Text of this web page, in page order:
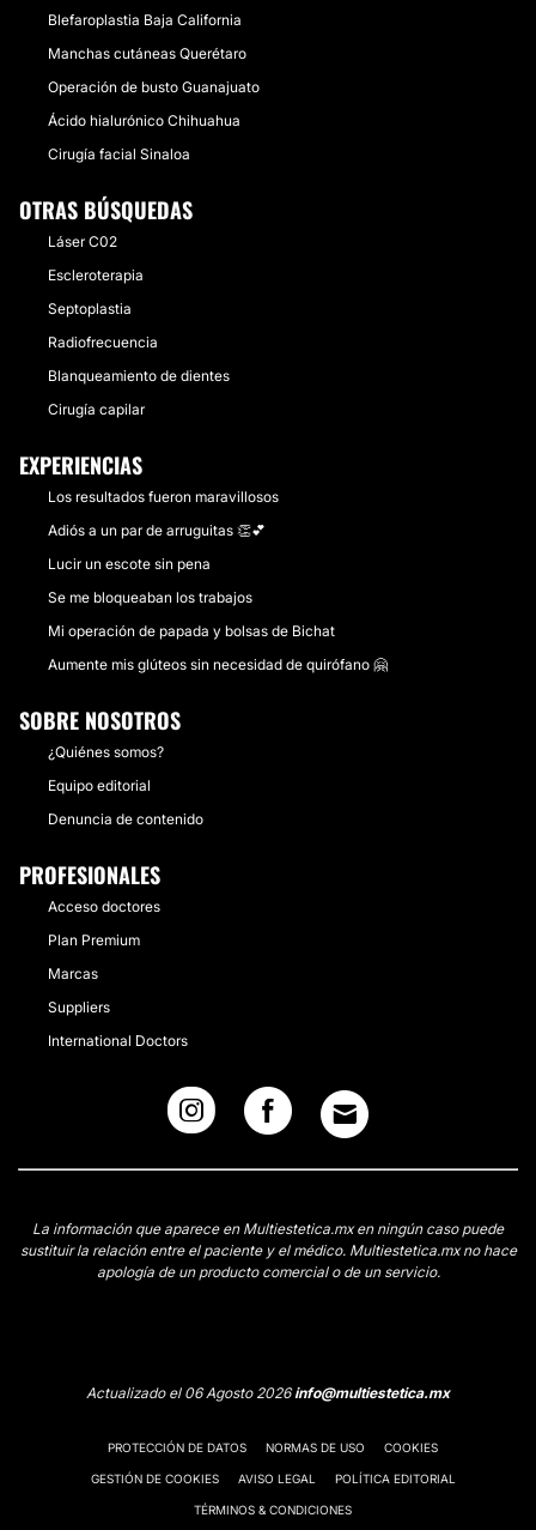
Blefaroplastia Baja California
Manchas cutáneas Querétaro
Operación de busto Guanajuato
Ácido hialurónico Chihuahua
Cirugía facial Sinaloa
OTRAS BÚSQUEDAS
Láser C02
Escleroterapia
Septoplastia
Radiofrecuencia
Blanqueamiento de dientes
Cirugía capilar
EXPERIENCIAS
Los resultados fueron maravillosos
Adiós a un par de arruguitas 👏💕
Lucir un escote sin pena
Se me bloqueaban los trabajos
Mi operación de papada y bolsas de Bichat
Aumente mis glúteos sin necesidad de quirófano 🤗
SOBRE NOSOTROS
¿Quiénes somos?
Equipo editorial
Denuncia de contenido
PROFESIONALES
Acceso doctores
Plan Premium
Marcas
Suppliers
International Doctors
La información que aparece en Multiestetica.mx en ningún caso puede
sustituir la relación entre el paciente y el médico. Multiestetica.mx no hace
apología de un producto comercial o de un servicio.
Actualizado el 06 Agosto 2026info@multiestetica.mx
PROTECCIÓN DE DATOS NORMAS DE USO COOKIES
GESTIÓN DE COOKIES AVISO LEGAL POLÍTICA EDITORIAL
TÉRMINOS & CONDICIONES